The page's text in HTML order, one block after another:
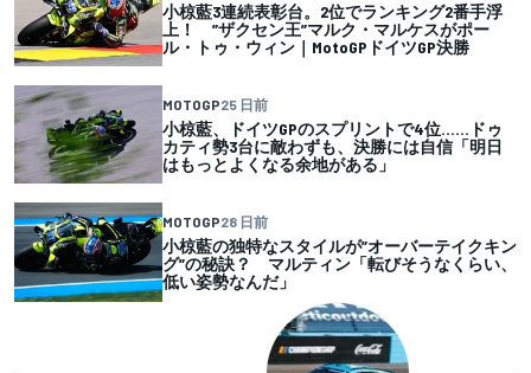
小椋藍3連続表彰台。2位でランキング2番手浮
上！ ”ザクセン王”マルク・マルケスがポー
ル・トゥ・ウィン｜MotoGPドイツGP決勝
MOTOGP25 日前
小椋藍、ドイツGPのスプリントで4位……ドゥ
カティ勢3台に敵わずも、決勝には自信「明日
はもっとよくなる余地がある」
MOTOGP28 日前
小椋藍の独特なスタイルが”オーバーテイクキン
グ”の秘訣？ マルティン「転びそうなくらい、
低い姿勢なんだ」